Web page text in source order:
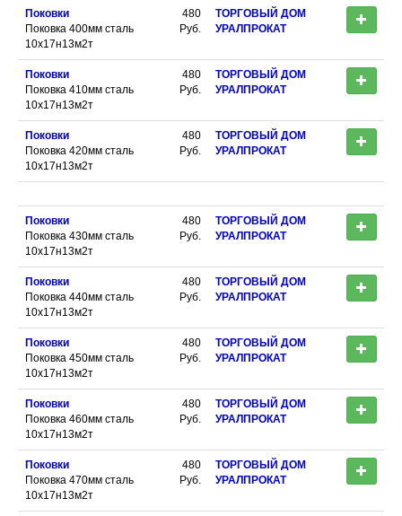
Поковки
Поковка 400мм сталь
10х17н13м2т
480
Руб.
ТОРГОВЫЙ ДОМ
УРАЛПРОКАТ
Поковки
Поковка 410мм сталь
10х17н13м2т
480
Руб.
ТОРГОВЫЙ ДОМ
УРАЛПРОКАТ
Поковки
Поковка 420мм сталь
10х17н13м2т
480
Руб.
ТОРГОВЫЙ ДОМ
УРАЛПРОКАТ
Поковки
Поковка 430мм сталь
10х17н13м2т
480
Руб.
ТОРГОВЫЙ ДОМ
УРАЛПРОКАТ
Поковки
Поковка 440мм сталь
10х17н13м2т
480
Руб.
ТОРГОВЫЙ ДОМ
УРАЛПРОКАТ
Поковки
Поковка 450мм сталь
10х17н13м2т
480
Руб.
ТОРГОВЫЙ ДОМ
УРАЛПРОКАТ
Поковки
Поковка 460мм сталь
10х17н13м2т
480
Руб.
ТОРГОВЫЙ ДОМ
УРАЛПРОКАТ
Поковки
Поковка 470мм сталь
10х17н13м2т
480
Руб.
ТОРГОВЫЙ ДОМ
УРАЛПРОКАТ